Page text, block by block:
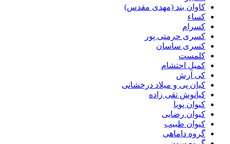
کاوان بند (مهدی مقدس)
کساء
کسرام
کسری حرمتی پور
کسری ساسان
کلمست
کمیل احتشام
کی آرش
کیان پی و میلاد درخشانی
کیانوش تقی زاده
کیوان پویا
کیوان رضایی
کیوان طبیب
گروه داماهی